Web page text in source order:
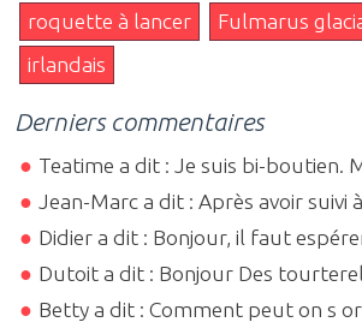
roquette à lancer
Fulmarus
irlandais
Derniers commentaires
Teatime a dit : Je suis bi-boutien.
Jean-Marc a dit : Après avoir suivi
Didier a dit : Bonjour, il faut
Dutoit a dit : Bonjour Des
Betty a dit : Comment peut on s